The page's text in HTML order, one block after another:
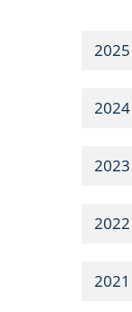
2025
2024
2023
2022
2021